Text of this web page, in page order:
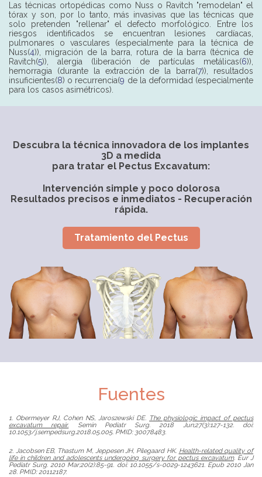
Las técnicas ortopédicas como Nuss o Ravitch "remodelan" el
tórax y son, por lo tanto, más invasivas que las técnicas que
solo pretenden "rellenar" el defecto morfológico. Entre los
riesgos identificados se encuentran lesiones cardíacas,
pulmonares o vasculares (especialmente para la técnica de
Nuss(4)), migración de la barra, rotura de la barra (técnica de
Ravitch(5)), alergia (liberación de partículas metálicas(6)),
hemorragia (durante la extracción de la barra(7)), resultados
insuficientes(8) o recurrencia(9 de la deformidad (especialmente
para los casos asimétricos).
Descubra la técnica innovadora de los implantes
3D a medida
para tratar el Pectus Excavatum:
Intervención simple y poco dolorosa
Resultados precisos e inmediatos - Recuperación
rápida.
Tratamiento del Pectus
Fuentes
1. Obermeyer RJ, Cohen NS, Jaroszewski DE. The physiologic impact of pectus
excavatum repair. Semin Pediatr Surg. 2018 Jun;27(3):127-132. doi:
10.1053/j.sempedsurg.2018.05.005. PMID: 30078483.
2. Jacobsen EB, Thastum M, Jeppesen JH, Pilegaard HK. Health-related quality of
life in children and adolescents undergoing surgery for pectus excavatum. Eur J
Pediatr Surg. 2010 Mar;20(2):85-91. doi: 10.1055/s-0029-1243621. Epub 2010 Jan
28. PMID: 20112187.